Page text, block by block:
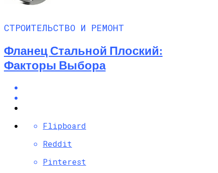
СТРОИТЕЛЬСТВО И РЕМОНТ
Фланец Стальной Плоский:
Факторы Выбора
Flipboard
Reddit
Pinterest